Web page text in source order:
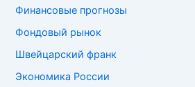
Финансовые прогнозы
Фондовый рынок
Швейцарский франк
Экономика России